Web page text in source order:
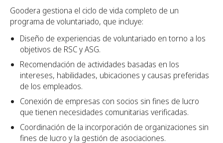
Goodera gestiona el ciclo de vida completo de un
programa de voluntariado, que incluye:
Diseño de experiencias de voluntariado en torno a los
objetivos de RSC y ASG.
Recomendación de actividades basadas en los
intereses, habilidades, ubicaciones y causas preferidas
de los empleados.
Conexión de empresas con socios sin fines de lucro
que tienen necesidades comunitarias verificadas.
Coordinación de la incorporación de organizaciones sin
fines de lucro y la gestión de asociaciones.